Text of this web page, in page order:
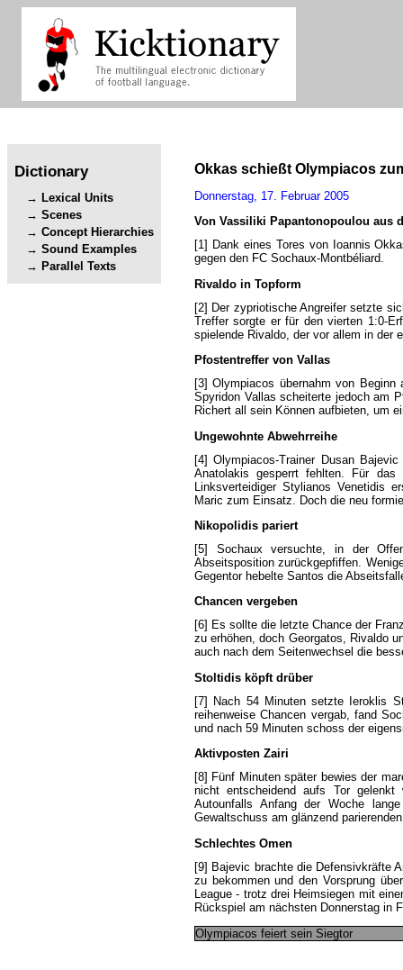
Dictionary
Lexical Units
Scenes
Concept Hierarchies
Sound Examples
Parallel Texts
Okkas schießt Olympiacos
Donnerstag, 17. Februar 2005
Von Vassiliki Papantonopoulou aus
[1] Dank eines Tores von Ioannis
gegen den FC Sochaux-Montbéliard.
Rivaldo in Topform
[2] Der zypriotische Angreifer setzte
Treffer sorgte er für den vierten 1:0-
spielende Rivaldo der vor allem in der
Pfostentreffer von Vallas
[3]Olympiacos übernahm von Beginn
Spyridon Vallas scheiterte jedoch am
Richert all sein Können aufbieten, um
Ungewohnte Abwehrreihe
[4]Olympiacos-Trainer Dusan Bajevic
Anatolakis
gesperrt fehlten Für das
Linksverteidiger Stylianos Venetidis
Maric zum Einsatz Doch die neu
Nikopolidis pariert
[5] Sochaux versuchte,in der
Abseitsposition zurückgepfiffen.
Gegentor hebelte Santos die
Chancen vergeben
[6] Es sollte die letzte Chance der
zu erhöhen,doch Georgatos, Rivaldo
auch nach dem Seitenwechsel die
Stoltidis köpft drüber
[7]
Nach 54 Minuten setzte Ieroklis
reihenweise Chancen vergab,fand
und nach 59 Minuten schoss der
Aktivposten Zairi
[8] Fünf Minuten später bewies der
nicht entscheidend aufs Tor gelenkt
Autounfalls Anfang der Woche
lange
Gewaltschuss am glänzend parierenden
Schlechtes Omen
[9] Bajevic brachte die Defensivkräfte
zu bekommen und den Vorsprung über
League - trotz drei Heimsiegen mit
Rückspiel am nächsten Donnerstag in
Olympiacos feiert sein Siegtor